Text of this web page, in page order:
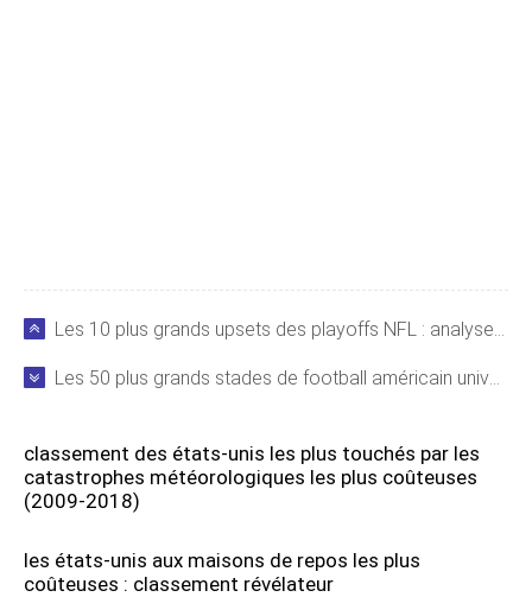
Les 10 plus grands upsets des playoffs NFL : analyse historique des cotes
Les 50 plus grands stades de football américain universitaire aux États-Unis
classement des états-unis les plus touchés par les
catastrophes météorologiques les plus coûteuses
(2009-2018)
les états-unis aux maisons de repos les plus
coûteuses : classement révélateur